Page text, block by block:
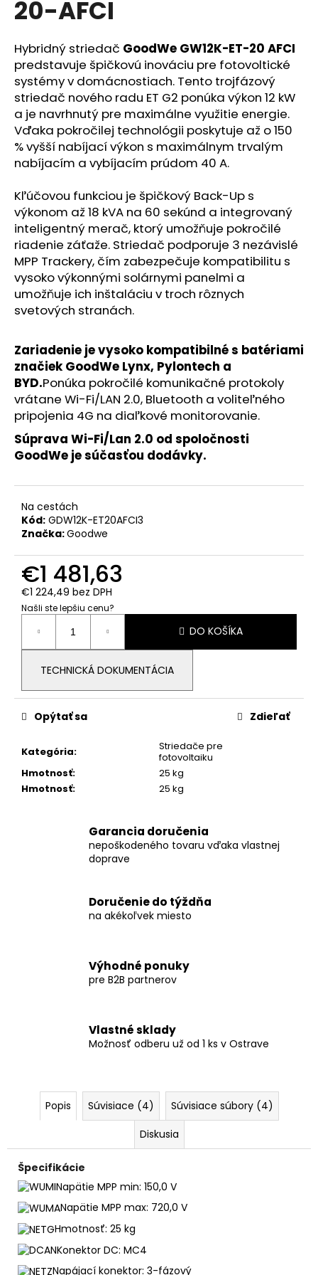
20-AFCI
Hybridný striedač GoodWe GW12K-ET-20 AFCI
predstavuje špičkovú inováciu pre fotovoltické
systémy v domácnostiach. Tento trojfázový
striedač nového radu ET G2 ponúka výkon 12 kW
a je navrhnutý pre maximálne využitie energie.
Vďaka pokročilej technológii poskytuje až o 150
% vyšší nabíjací výkon s maximálnym trvalým
nabíjacím a vybíjacím prúdom 40 A.
Kľúčovou funkciou je špičkový Back-Up s
výkonom až 18 kVA na 60 sekúnd a integrovaný
inteligentný merač, ktorý umožňuje pokročilé
riadenie záťaže. Striedač podporuje 3 nezávislé
MPP Trackery, čím zabezpečuje kompatibilitu s
vysoko výkonnými solárnymi panelmi a
umožňuje ich inštaláciu v troch rôznych
svetových stranách.
Zariadenie je vysoko kompatibilné s batériami
značiek GoodWe Lynx, Pylontech a
BYD.Ponúka pokročilé komunikačné protokoly
vrátane Wi-Fi/LAN 2.0, Bluetooth a voliteľného
pripojenia 4G na diaľkové monitorovanie.
Súprava Wi-Fi/Lan 2.0 od spoločnosti
GoodWe je súčasťou dodávky.
Na cestách
Kód: GDW12K-ET20AFCI3
Značka:Goodwe
€1 481,63
€1 224,49 bez DPH
Našli ste lepšiu cenu?
Jednotková
cena:
DO KOŠÍKA
TECHNICKÁ DOKUMENTÁCIA
Kategória:
Striedače pre
fotovoltaiku
Hmotnosť:
25 kg
Hmotnosť: 25 kg
Opýtať sa Zdieľať
Garancia doručenia
nepoškodeného tovaru vďaka vlastnej
doprave
Doručenie do týždňa
na akékoľvek miesto
Výhodné ponuky
pre B2B partnerov
Vlastné sklady
Možnosť odberu už od 1 ks v Ostrave
Popis Súvisiace (4)
Súvisiace súbory (4)
Diskusia
Špecifikácie
Napätie MPP min: 150,0 V
Napätie MPP max: 720,0 V
Hmotnosť: 25 kg
Konektor DC: MC4
Napájací konektor: 3-fázový
á
s
ť
?
HĽADAŤ
O
d
p
o
r
ú
č
m
e
NOSNÁ
KONŠTRUKCIA
15ST.
€15,92